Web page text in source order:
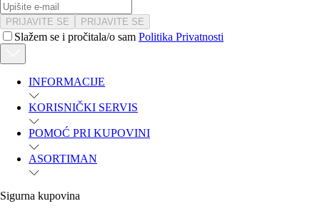
PRIJAVITE SE PRIJAVITE SE
Slažem se i pročitala/o sam Politika Privatnosti
INFORMACIJE
KORISNIČKI SERVIS
POMOĆ PRI KUPOVINI
ASORTIMAN
Sigurna kupovina